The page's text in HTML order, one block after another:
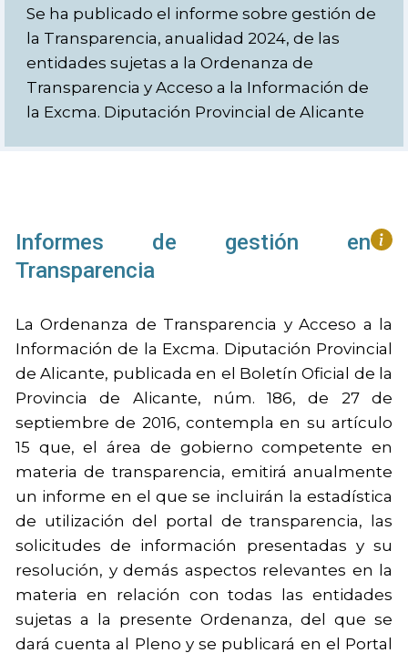
Se ha publicado el informe sobre gestión de
la Transparencia, anualidad 2024, de las
entidades sujetas a la Ordenanza de
Transparencia y Acceso a la Información de
la Excma. Diputación Provincial de Alicante
Informes de gestión en
Transparencia
La Ordenanza de Transparencia y Acceso a la
Información de la Excma. Diputación Provincial
de Alicante, publicada en el Boletín Oficial de la
Provincia de Alicante, núm. 186, de 27 de
septiembre de 2016, contempla en su artículo
15 que, el área de gobierno competente en
materia de transparencia, emitirá anualmente
un informe en el que se incluirán la estadística
de utilización del portal de transparencia, las
solicitudes de información presentadas y su
resolución, y demás aspectos relevantes en la
materia en relación con todas las entidades
sujetas a la presente Ordenanza, del que se
dará cuenta al Pleno y se publicará en el Portal